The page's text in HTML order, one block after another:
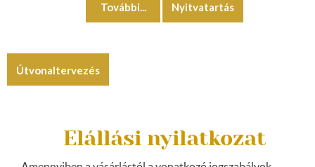
További... Nyitvatartás
Útvonaltervezés
Elállási nyilatkozat